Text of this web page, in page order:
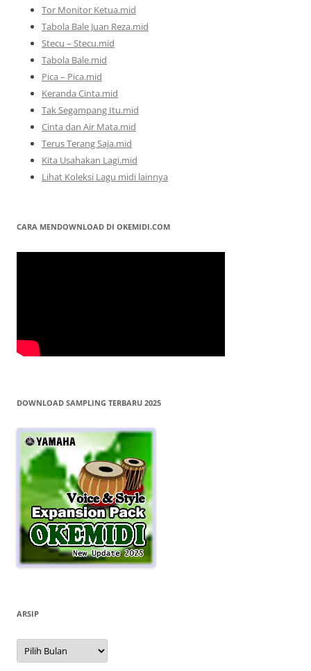
Tor Monitor Ketua.mid
Tabola Bale Juan Reza.mid
Stecu – Stecu.mid
Tabola Bale.mid
Pica – Pica.mid
Keranda Cinta.mid
Tak Segampang Itu.mid
Cinta dan Air Mata.mid
Terus Terang Saja.mid
Kita Usahakan Lagi.mid
Lihat Koleksi Lagu midi lainnya
CARA MENDOWNLOAD DI OKEMIDI.COM
DOWNLOAD SAMPLING TERBARU 2025
ARSIP
Arsip